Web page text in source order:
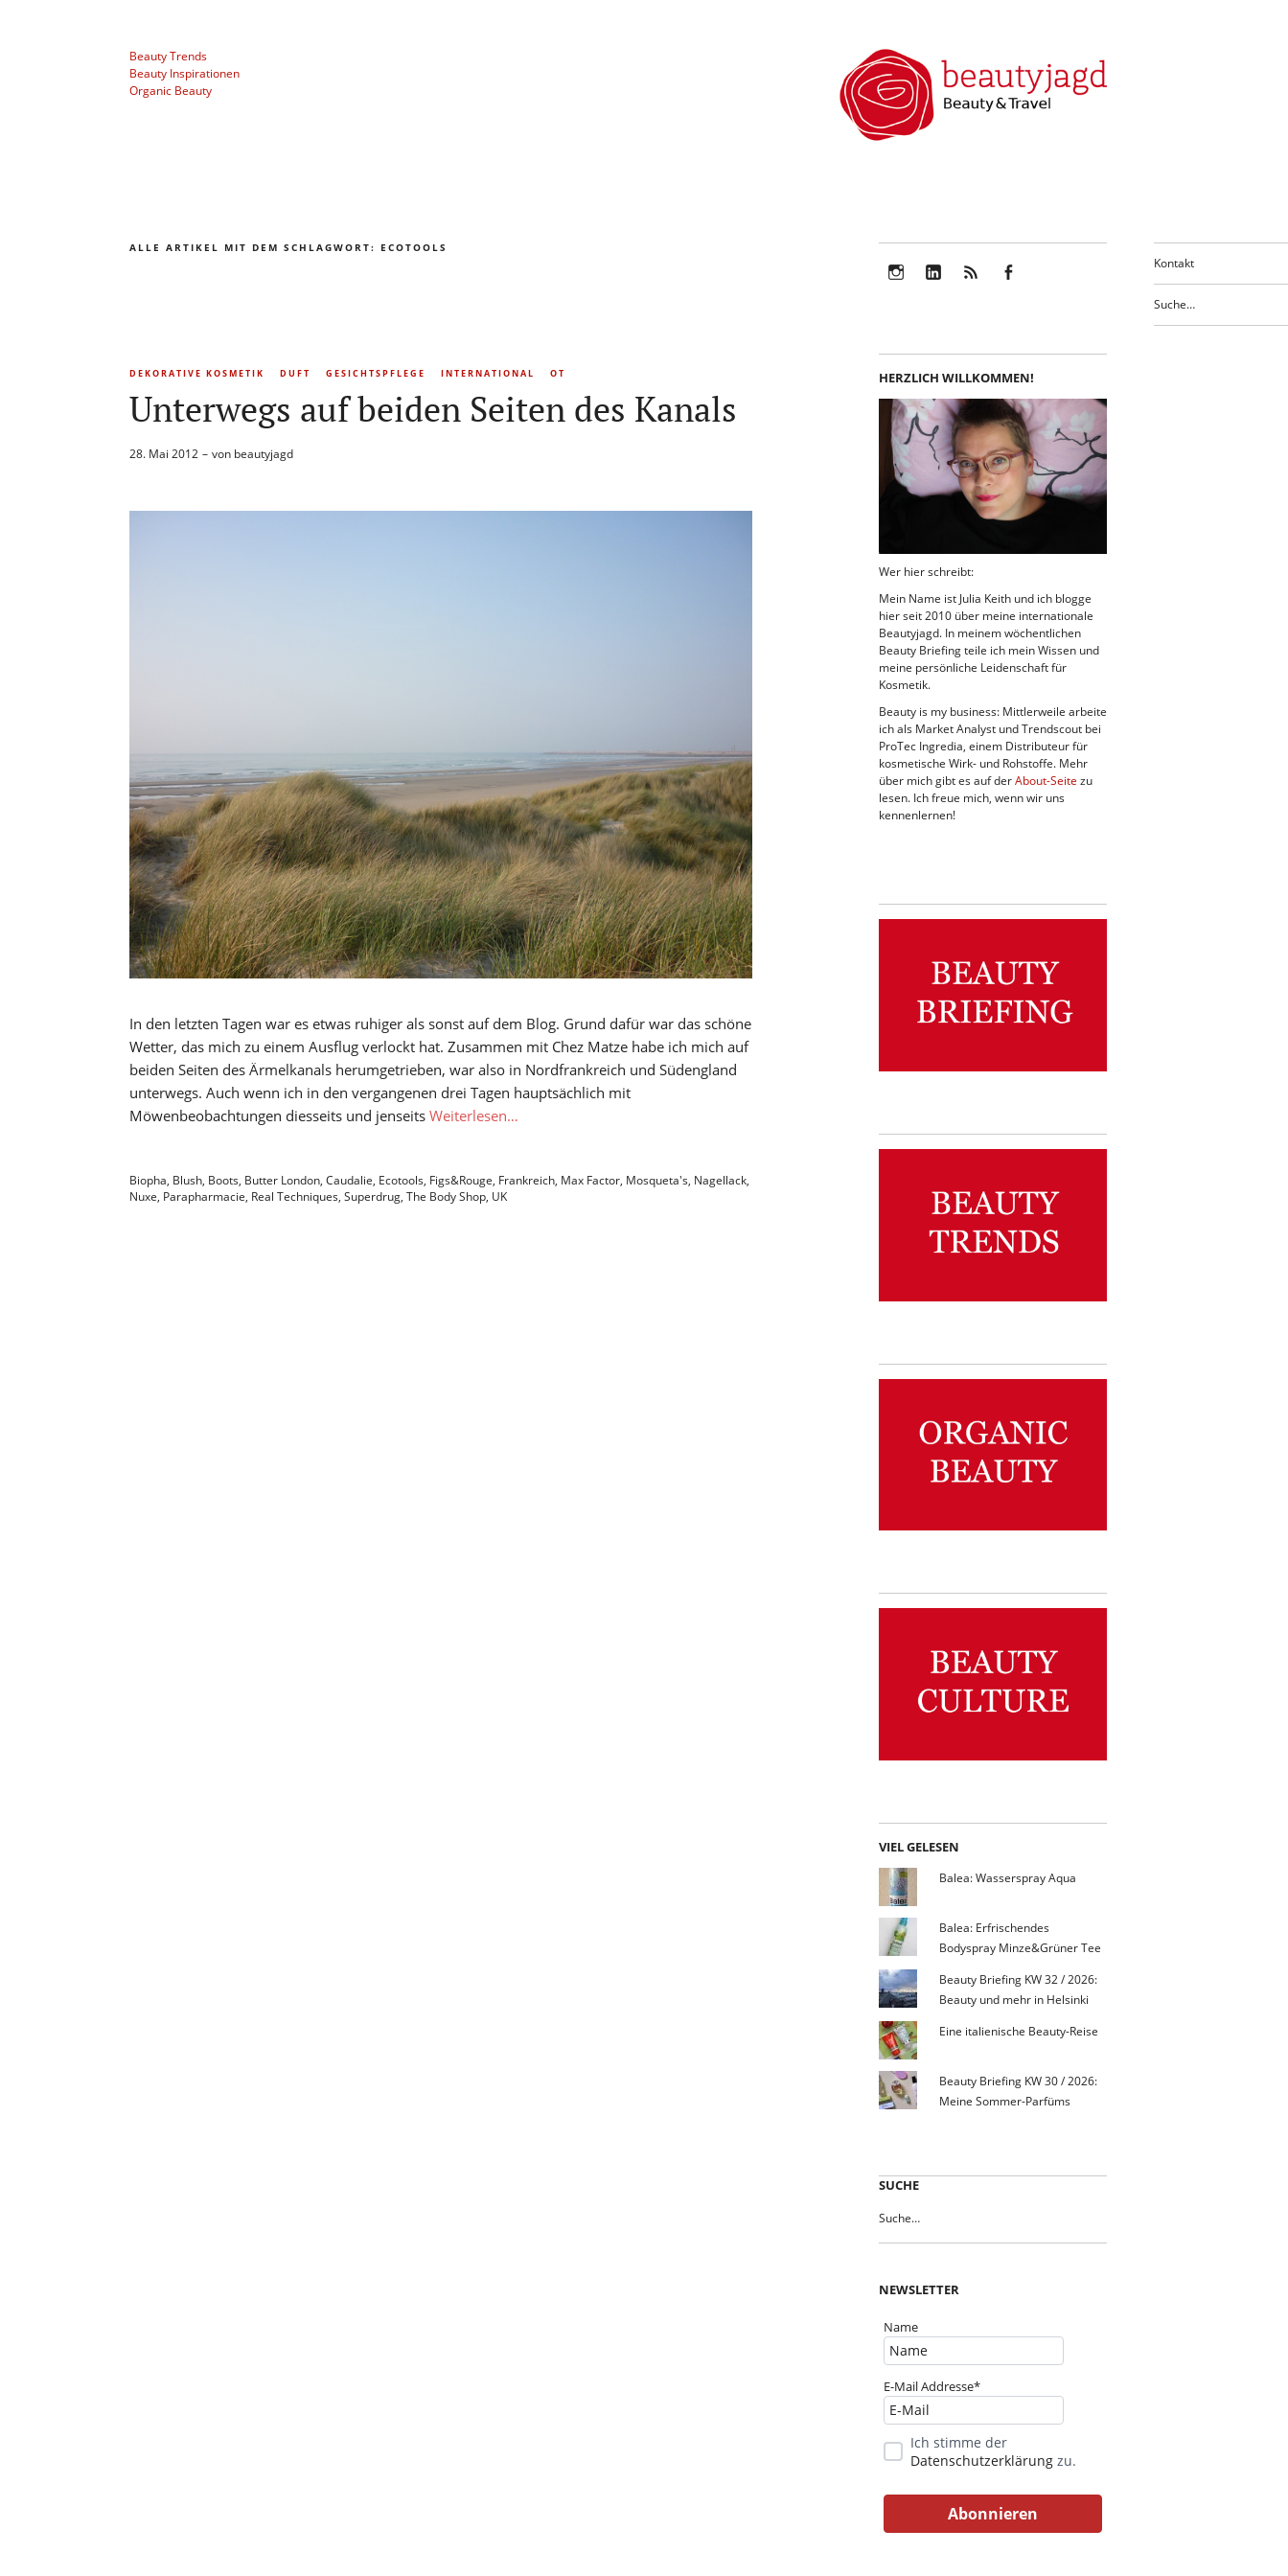
Kontakt
Beauty Trends
Beauty Inspirationen
Organic Beauty
ALLE ARTIKEL MIT DEM SCHLAGWORT: ECOTOOLS
DEKORATIVE KOSMETIK DUFT GESICHTSPFLEGE INTERNATIONAL OT
Unterwegs auf beiden Seiten des Kanals
28. Mai 2012 von beautyjagd
In den letzten Tagen war es etwas ruhiger als sonst auf dem Blog. Grund dafür war das schöne
Wetter, das mich zu einem Ausflug verlockt hat. Zusammen mit Chez Matze habe ich mich auf
beiden Seiten des Ärmelkanals herumgetrieben, war also in Nordfrankreich und Südengland
unterwegs. Auch wenn ich in den vergangenen drei Tagen hauptsächlich mit
Möwenbeobachtungen diesseits und jenseits Weiterlesen…
Biopha, Blush, Boots, Butter London, Caudalie, Ecotools, Figs&Rouge, Frankreich, Max Factor, Mosqueta's, Nagellack,
Nuxe, Parapharmacie, Real Techniques, Superdrug, The Body Shop, UK
HERZLICH WILLKOMMEN!
Wer hier schreibt:
Mein Name ist Julia Keith und ich blogge
hier seit 2010 über meine internationale
Beautyjagd. In meinem wöchentlichen
Beauty Briefing teile ich mein Wissen und
meine persönliche Leidenschaft für
Kosmetik.
Beauty is my business: Mittlerweile arbeite
ich als Market Analyst und Trendscout bei
ProTec Ingredia, einem Distributeur für
kosmetische Wirk- und Rohstoffe. Mehr
über mich gibt es auf derAbout-Seite zu
lesen. Ich freue mich, wenn wir uns
kennenlernen!
VIEL GELESEN
Balea: Wasserspray Aqua
Balea: Erfrischendes
Bodyspray Minze&Grüner Tee
Beauty Briefing KW 32 / 2026:
Beauty und mehr in Helsinki
Eine italienische Beauty-Reise
Beauty Briefing KW 30 / 2026:
Meine Sommer-Parfüms
SUCHE
NEWSLETTER
Name
E-Mail Addresse*
Ich stimme der
Datenschutzerklärung zu.